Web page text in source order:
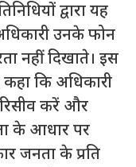
द्वारा यह
उनके फोन
नहीं दिखाते। इस
कहा कि अधिकारी
करें और
के आधार पर
जनता के प्रति